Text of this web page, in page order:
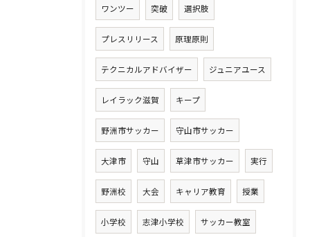
ワンツー 突破 選択肢
プレスリリース 原理原則
テクニカルアドバイザー ジュニアユース
レイラック滋賀 キープ
野洲市サッカー 守山市サッカー
大津市 守山 草津市サッカー 実行
野洲校 大会 キャリア教育 授業
小学校 志津小学校 サッカー教室